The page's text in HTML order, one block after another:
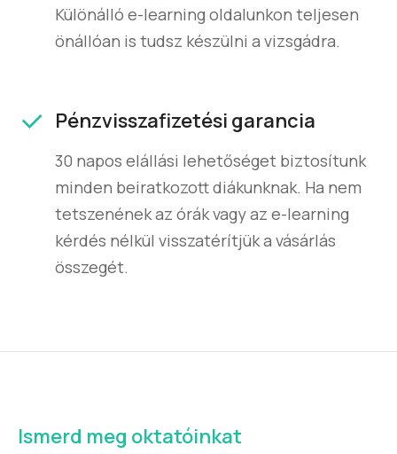
Különálló e-learning oldalunkon teljesen
önállóan is tudsz készülni a vizsgádra.
Pénzvisszafizetési garancia
30 napos elállási lehetőséget biztosítunk
minden beiratkozott diákunknak. Ha nem
tetszenének az órák vagy az e-learning
kérdés nélkül visszatérítjük a vásárlás
összegét.
Ismerd meg oktatóinkat